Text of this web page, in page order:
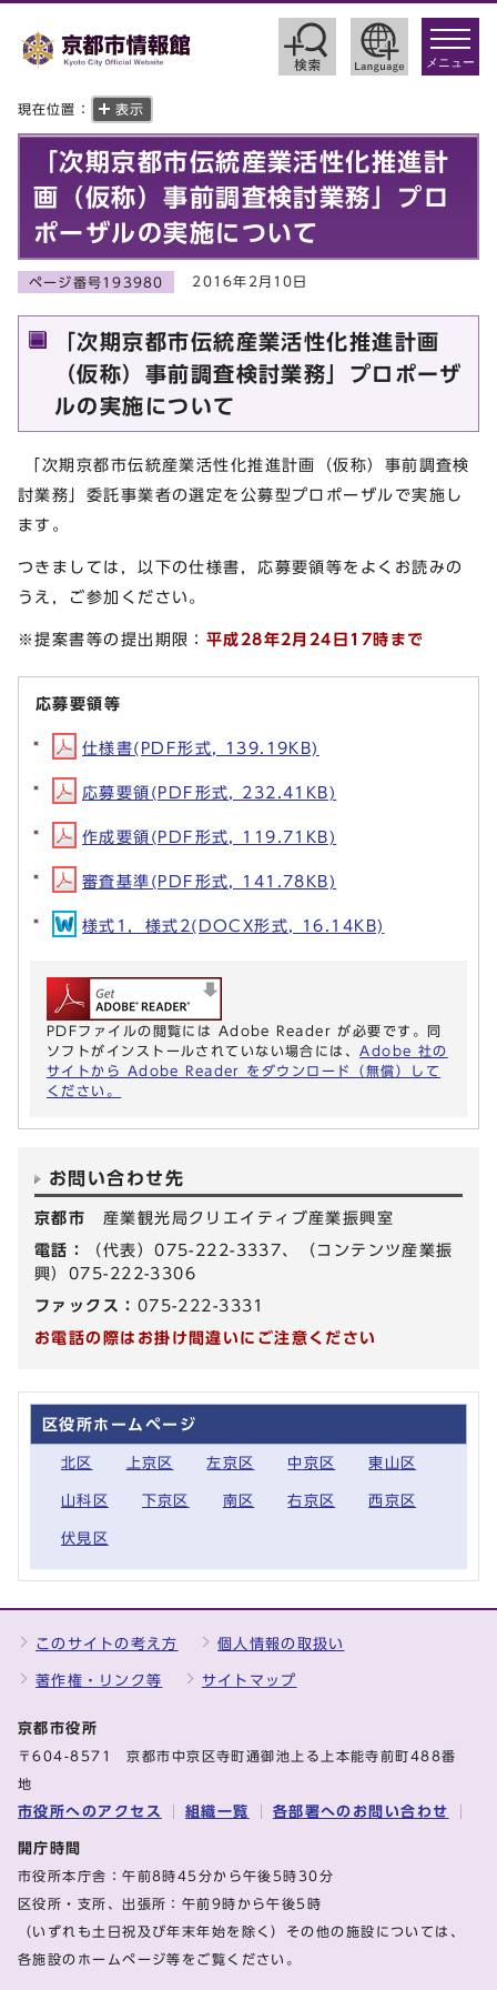
toggle
メニュー
現在位置： 表示
「次期京都市伝統産業活性化推進計
画（仮称）事前調査検討業務」プロ
ポーザルの実施について
ページ番号193980 2016年2月10日
「次期京都市伝統産業活性化推進計画
（仮称）事前調査検討業務」プロポーザ
ルの実施について
「次期京都市伝統産業活性化推進計画（仮称）事前調査検
討業務」委託事業者の選定を公募型プロポーザルで実施し
ます。
つきましては，以下の仕様書，応募要領等をよくお読みの
うえ，ご参加ください。
※提案書等の提出期限： 平成28年2月24日17時まで
応募要領等
仕様書(PDF形式, 139.19KB)
応募要領(PDF形式, 232.41KB)
作成要領(PDF形式, 119.71KB)
審査基準(PDF形式, 141.78KB)
様式1，様式2(DOCX形式, 16.14KB)
PDFファイルの閲覧には Adobe Reader が必要です。同
ソフトがインストールされていない場合には、 Adobe 社の
サイトから Adobe Reader をダウンロード（無償）して
ください。
お問い合わせ先
京都市 産業観光局クリエイティブ産業振興室
電話：
（代表）075-222-3337、（コンテンツ産業振
興）075-222-3306
ファックス： 075-222-3331
お電話の際はお掛け間違いにご注意ください
区役所ホームページ
北区 上京区 左京区 中京区 東山区
山科区 下京区 南区 右京区 西京区
伏見区
このサイトの考え方 個人情報の取扱い
著作権・リンク等 サイトマップ
京都市役所
〒604-8571 京都市中京区寺町通御池上る上本能寺前町488番
地
市役所へのアクセス 組織一覧 各部署へのお問い合わせ
開庁時間
市役所本庁舎：午前8時45分から午後5時30分
区役所・支所、出張所：午前9時から午後5時
（いずれも土日祝及び年末年始を除く）その他の施設については、
各施設のホームページ等をご覧ください。